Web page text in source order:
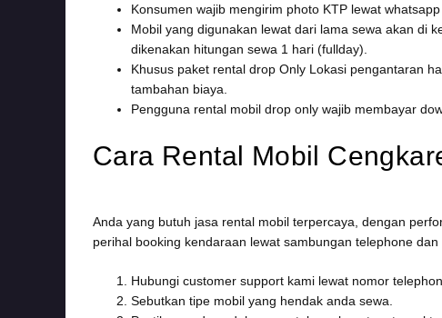
Konsumen wajib mengirim photo KTP lewat
Mobil yang digunakan lewat dari lama sewa akan di
dikenakan hitungan sewa 1 hari (fullday).
Khusus paket rental drop Only Lokasi pengantaran
tambahan biaya.
Pengguna rental mobil drop only wajib membayar
Cara Rental Mobil
Anda yang butuh jasa rental mobil terpercaya, dengan
perihal booking kendaraan lewat sambungan telephone dan
Hubungi customer support kami lewat nomor
Sebutkan tipe mobil yang hendak anda sewa.